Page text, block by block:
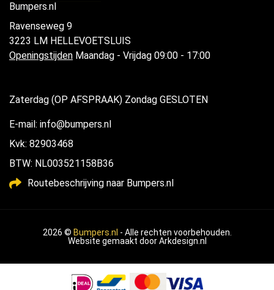
Bumpers.nl
Ravenseweg 9
3223 LM HELLEVOETSLUIS
Openingstijden Maandag - Vrijdag 09:00 - 17:00
Zaterdag (OP AFSPRAAK) Zondag GESLOTEN
E-mail: info@bumpers.nl
Kvk: 82903468
BTW: NL003521158B36
Routebeschrijving naar Bumpers.nl
2026 © Bumpers.nl - Alle rechten voorbehouden.
Website gemaakt doorArkdesign.nl